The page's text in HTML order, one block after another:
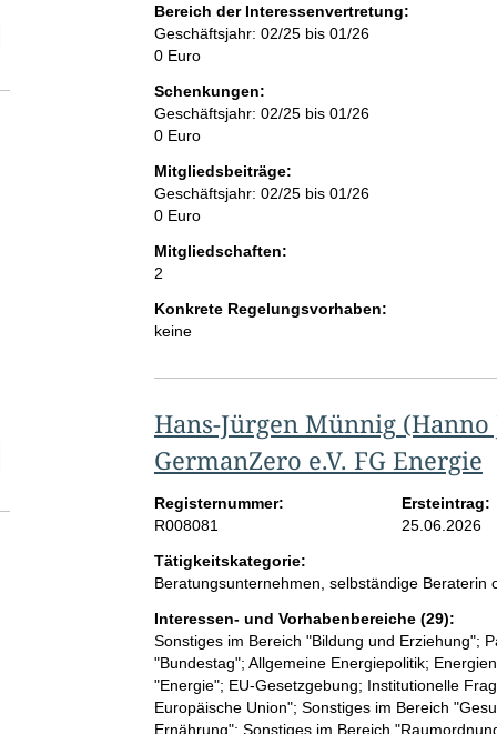
Anzahl der Mitgliedschaften
Anzahl der Mitglieder
Bereich der Interessenvertretung:
Geschäftsjahr: 02/25 bis 01/26
0 Euro
Schenkungen:
Geschäftsjahr: 02/25 bis 01/26
0 Euro
Mitgliedsbeiträge:
Geschäftsjahr: 02/25 bis 01/26
0 Euro
Mitgliedschaften:
2
Konkrete Regelungsvorhaben:
keine
Hans-Jürgen Münnig (Hanno
GermanZero e.V. FG Energie
Registernummer:
R008081
Ersteintrag:
25.06.2026
Tätigkeitskategorie:
Beratungsunternehmen, selbständige Beraterin
Interessen- und Vorhabenbereiche (29):
Sonstiges im Bereich "Bildung und Erziehung";
"Bundestag"; Allgemeine Energiepolitik;
"Energie"; EU-Gesetzgebung; Institutionelle
Europäische Union"; Sonstiges im Bereich
Ernährung"; Sonstiges im Bereich